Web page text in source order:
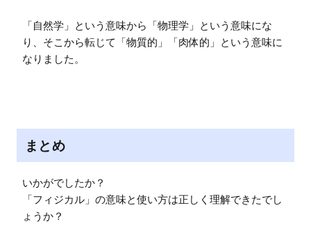
「自然学」という意味から「物理学」という意味にな
り、そこから転じて「物質的」「肉体的」という意味に
なりました。
まとめ
いかがでしたか？
「フィジカル」の意味と使い方は正しく理解できたでし
ょうか？